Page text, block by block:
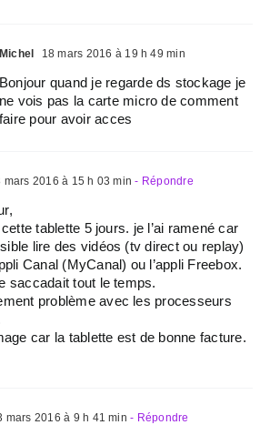
Michel 18 mars 2016 à 19 h 49 min
Bonjour quand je regarde ds stockage je
ne vois pas la carte micro de comment
faire pour avoir acces
mars 2016 à 15 h 03 min - Répondre
cette tablette 5 jours. je l’ai ramené car
lire des vidéos (tv direct ou replay)
Canal (MyCanal) ou l’appli Freebox.
saccadait tout le temps.
problème avec les processeurs
car la tablette est de bonne facture.
mars 2016 à 9 h 41 min - Répondre